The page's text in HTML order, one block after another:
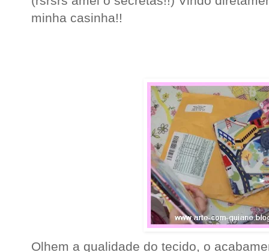
minha casinha!!
Olhem a qualidade do tecido, o